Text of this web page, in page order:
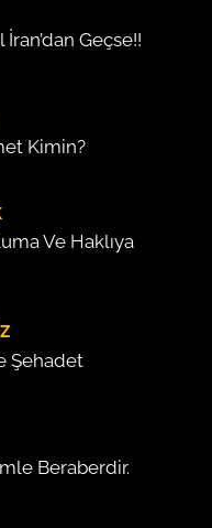
Geçse!!
Kimin?
Ve Haklıya
Şehadet
Beraberdir.